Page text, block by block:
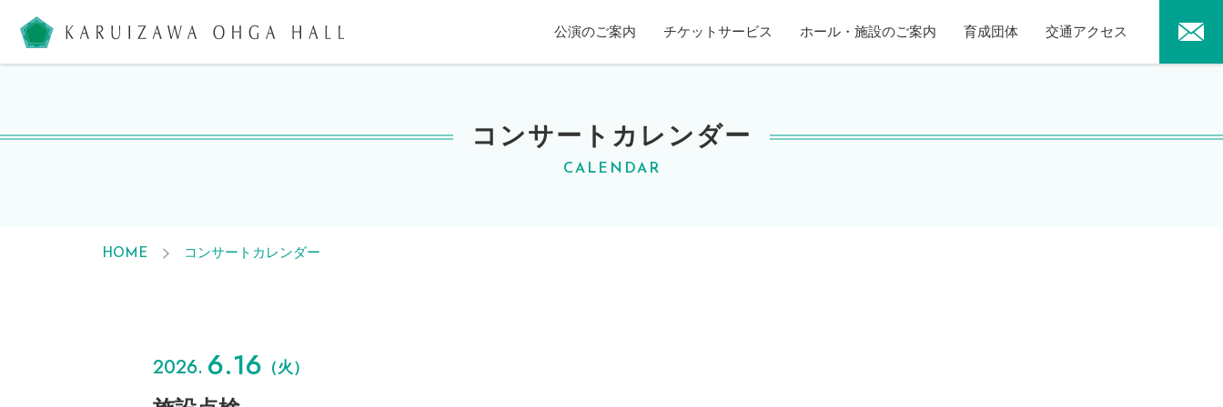
公演のご案内 チケットサービス ホール・施設のご案内 育成団体 交通アクセス
コンサートカレンダー
CALENDAR
HOME コンサートカレンダー
2026. 6.16 （火）